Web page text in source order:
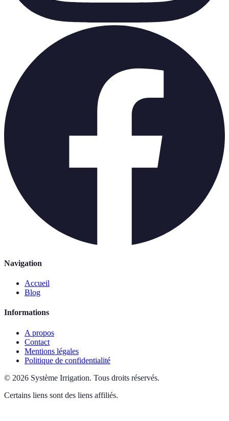
Navigation
Accueil
Blog
Informations
A propos
Contact
Mentions légales
Politique de confidentialité
© 2026 Système Irrigation. Tous droits réservés.
Certains liens sont des liens affiliés.